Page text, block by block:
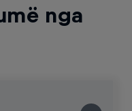
nga